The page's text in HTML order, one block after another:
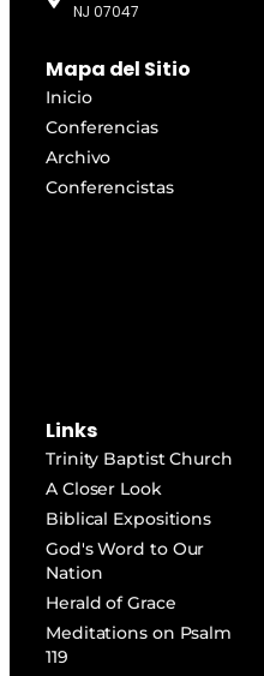
NJ 07047
Mapa del Sitio
Inicio
Conferencias
Archivo
Conferencistas
Links
Trinity Baptist Church
A Closer Look
Biblical Expositions
God's Word to Our
Nation
Herald of Grace
Meditations on Psalm
119